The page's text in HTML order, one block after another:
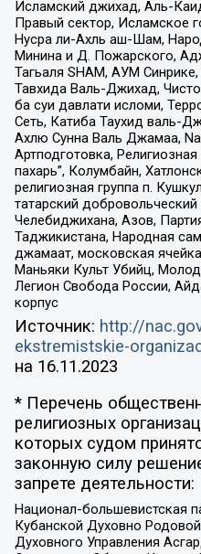
Исламский джихад, Аль-
Правый сектор, Исламское
Нусра ли-Ахль аш-Шам,
Минина и Д. Пожарского,
Тагьаля SHAM, АУМ
Тавхида Валь-Джихад,
ба суи давлати исломи,
Сеть, Катиба Таухид валь-
Ахлю Сунна Валь Джамаа,
Артподготовка,
пахарь”, Колумбайн,
религиозная группа п.
татарский
Челебиджихана, Азов,
Таджикистана, Народная
джамаат, московская
Маньяки Культ Убийц,
Легион Свобода России,
корпус
Источник: http://
ekstremistskie-
на 16.11.2023
* Перечень
религиозных
которых судом
законную силу
запрете деятельности:
Национал-большевистская
Кубанской Духовно
Духовного Управления